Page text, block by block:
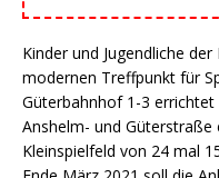
Kinder und Jugendliche
modernen Treffpunkt für
Güterbahnhof 1-3
Anshelm- und Güterstraße
Kleinspielfeld von 24 mal